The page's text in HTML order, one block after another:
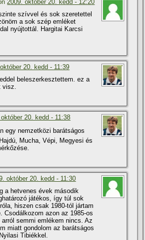
2009. október 20. kedd - 12:20
szí­vvel és sok szeretettel
a sok szép emléket
nyújtottál. Hargitai Karcsi
20. kedd - 11:39
beleszerkesztettem. ez a
visz.
20. kedd - 11:38
egy nemzetközi barátságos
Mucha, Vépi, Megyesi és
október 20. kedd - 11:30
a hetvenes évek második
játékos, í­gy túl sok
hiszen csak 1980-tól jártam
Csodálkozom azon az 1985-os
arról semmi emlékem nincs. Az
miatt gondolom az barátságos
Tibiékkel.